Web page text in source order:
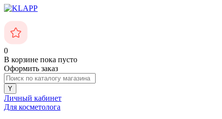
0
В корзине пока пусто
Оформить заказ
Личный кабинет
Для косметолога